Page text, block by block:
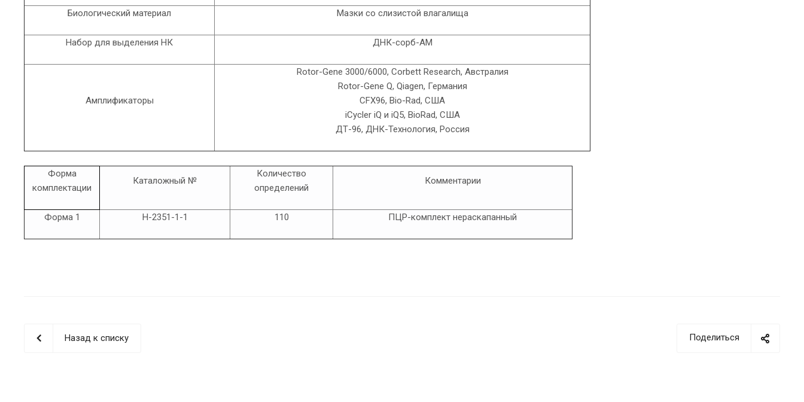
Биологический материал Мазки со слизистой влагалища
Набор для выделения НК ДНК-сорб-АМ
Амплификаторы
Rotor-Gene 3000/6000, Corbett Research, Австралия
Rotor-Gene Q, Qiagen, Германия
CFX96, Bio-Rad, США
iCycler iQ и iQ5, BioRad, США
ДТ-96, ДНК-Технология, Россия
Форма
комплектации
Каталожный №
Количество
определений
Комментарии
Форма 1 H-2351-1-1 110 ПЦР-комплект нераскапанный
Поделиться
Назад к списку